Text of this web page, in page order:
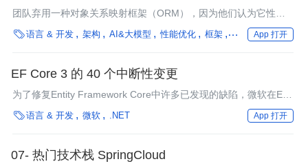
团队弃用一种对象关系映射框架（ORM），因为他们认为它性能
不够好或者增加了太多不可知的因素，但那通常是由于用法不对。
在最近的一次演讲中，Jimmy Bogard着重强调了在使用ORM时他
语言 & 开发 架构 AI&大模型 性能优化 框架 领域驱动设计
App 打开
EF Core 3 的 40 个中断性变更
为了修复Entity Framework Core中许多已发现的缺陷，微软在EF
Core 3中引入了40个中断性变更。
语言 & 开发 微软 .NET App 打开
07- 热门技术栈 SpringCloud